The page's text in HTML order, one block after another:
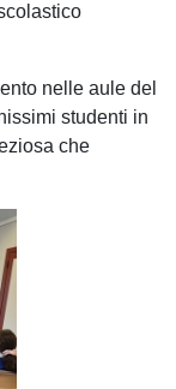
nelle aule del
studenti in
che